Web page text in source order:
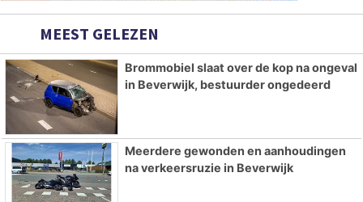
MEEST GELEZEN
Brommobiel slaat over de kop na ongeval
in Beverwijk, bestuurder ongedeerd
Meerdere gewonden en aanhoudingen
na verkeersruzie in Beverwijk